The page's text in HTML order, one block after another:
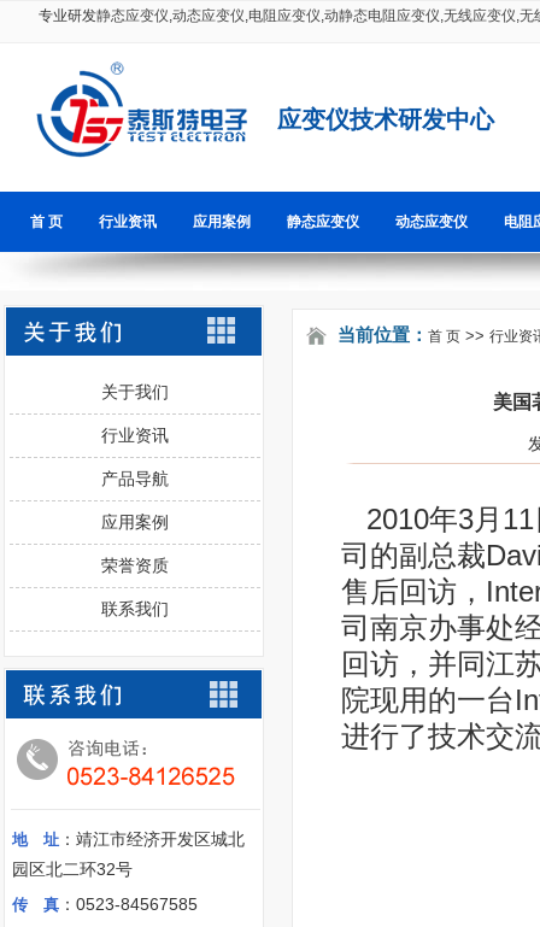
专业研发静态应变仪,动态应变仪,电阻应变仪,动静态电阻应变仪,无线应变仪,无
应变仪技术研发中心
首 页 行业资讯 应用案例 静态应变仪 动态应变仪 电阻
关于我们
行业资讯
产品导航
应用案例
荣誉资质
联系我们
地 址 ：靖江市经济开发区城北
园区北二环32号
传 真 ：0523-84567585
当前位置： 首 页 >> 行业资
美国
2010年3月11
司的副总裁
售后回访，
司南京办事处
回访，并同江
院现用的一台
进行了技术交